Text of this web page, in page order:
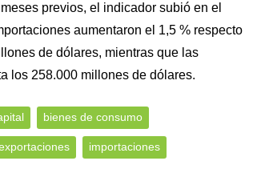
previos, el indicador subió en el
aumentaron el 1,5 % respecto
de dólares, mientras que las
los 258.000 millones de dólares.
bienes de consumo
importaciones